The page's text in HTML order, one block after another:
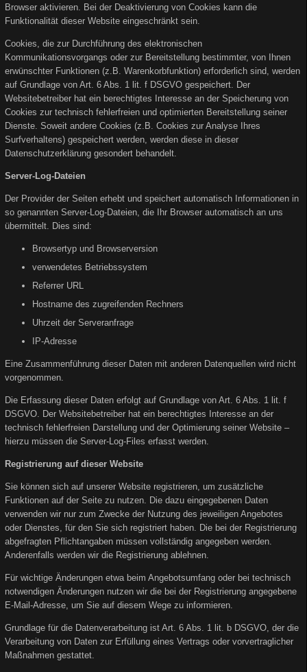
Browser aktivieren. Bei der Deaktivierung von Cookies kann die
Funktionalität dieser Website eingeschränkt sein.
Cookies, die zur Durchführung des elektronischen
Kommunikationsvorgangs oder zur Bereitstellung bestimmter, von Ihnen
erwünschter Funktionen (z.B. Warenkorbfunktion) erforderlich sind, werden
auf Grundlage von Art. 6 Abs. 1 lit. f DSGVO gespeichert. Der
Websitebetreiber hat ein berechtigtes Interesse an der Speicherung von
Cookies zur technisch fehlerfreien und optimierten Bereitstellung seiner
Dienste. Soweit andere Cookies (z.B. Cookies zur Analyse Ihres
Surfverhaltens) gespeichert werden, werden diese in dieser
Datenschutzerklärung gesondert behandelt.
Server-Log-Dateien
Der Provider der Seiten erhebt und speichert automatisch Informationen in
so genannten Server-Log-Dateien, die Ihr Browser automatisch an uns
übermittelt. Dies sind:
Browsertyp und Browserversion
verwendetes Betriebssystem
Referrer URL
Hostname des zugreifenden Rechners
Uhrzeit der Serveranfrage
IP-Adresse
Eine Zusammenführung dieser Daten mit anderen Datenquellen wird nicht
vorgenommen.
Die Erfassung dieser Daten erfolgt auf Grundlage von Art. 6 Abs. 1 lit. f
DSGVO. Der Websitebetreiber hat ein berechtigtes Interesse an der
technisch fehlerfreien Darstellung und der Optimierung seiner Website –
hierzu müssen die Server-Log-Files erfasst werden.
Registrierung auf dieser Website
Sie können sich auf unserer Website registrieren, um zusätzliche
Funktionen auf der Seite zu nutzen. Die dazu eingegebenen Daten
verwenden wir nur zum Zwecke der Nutzung des jeweiligen Angebotes
oder Dienstes, für den Sie sich registriert haben. Die bei der Registrierung
abgefragten Pflichtangaben müssen vollständig angegeben werden.
Anderenfalls werden wir die Registrierung ablehnen.
Für wichtige Änderungen etwa beim Angebotsumfang oder bei technisch
notwendigen Änderungen nutzen wir die bei der Registrierung angegebene
E-Mail-Adresse, um Sie auf diesem Wege zu informieren.
Grundlage für die Datenverarbeitung ist Art. 6 Abs. 1 lit. b DSGVO, der die
Verarbeitung von Daten zur Erfüllung eines Vertrags oder vorvertraglicher
Maßnahmen gestattet.